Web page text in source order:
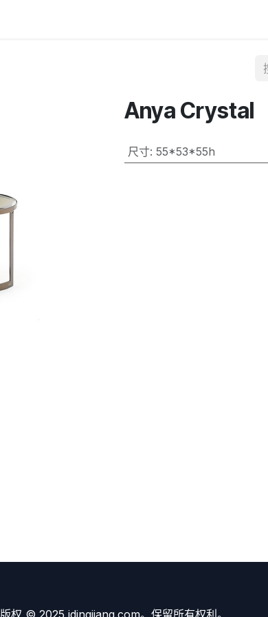
Anya Crystal
尺寸: 55*53*55h
版权 © 2025 idingjiang.com。保留所有权利。